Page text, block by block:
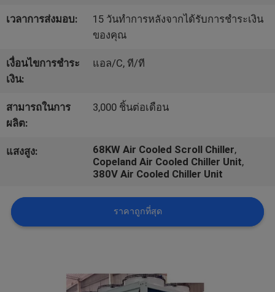
เรา
ขอ
ราคา
เวลาการส่งมอบ:
15 วันทำการหลังจากได้รับการชำระเงิน
ของคุณ
เงื่อนไขการชำระ
เงิน:
แอล/C, ที/ที
สามารถในการ
ผลิต:
3,000 ชิ้นต่อเดือน
แสงสูง: 68KW Air Cooled Scroll Chiller,
Copeland Air Cooled Chiller Unit,
380V Air Cooled Chiller Unit
ราคาถูกที่สุด